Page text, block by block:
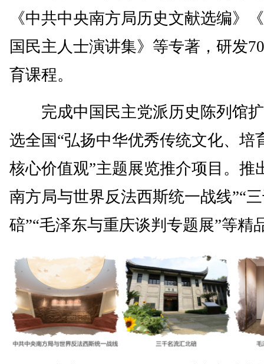
《中共中央南方局历史文献选编》
国民主人士演讲集》等专著，研发
育课程。
完成中国民主党派历史陈列馆扩
选全国“弘扬中华优秀传统文化、培
核心价值观”主题展览推介项目。推
南方局与世界反法西斯统一战线”“
碚”“毛泽东与重庆谈判专题展”等精